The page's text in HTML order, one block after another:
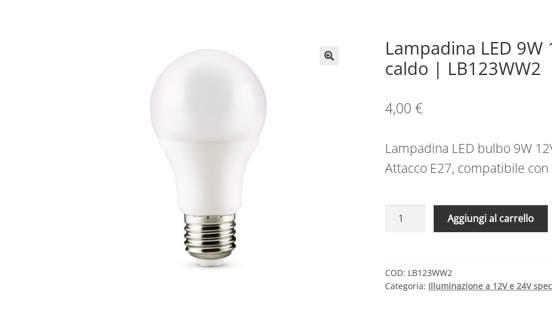
Lampadina LED
caldo | LB123WW2
4,00 €
Lampadina LED bulbo 9W
Attacco E27, compatibile
Lampadina
E27
|
Aggiungi al carrello
COD: LB123WW2
Categoria: Illuminazione a 12V e 24V